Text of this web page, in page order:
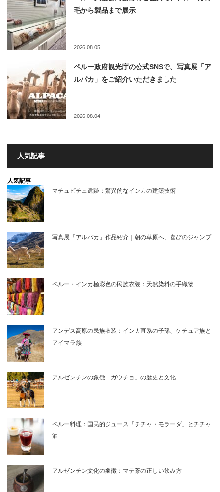
毛から製品まで展示
2026.08.05
ペルー政府観光庁の公式SNSで、写真展「ア
ルパカ」をご紹介いただきました
2026.08.04
人気記事
人気記事
マチュピチュ遺跡：驚異的なインカの建築技術
写真展「アルパカ」作品紹介｜朝の草原へ、喜びのジャンプ
ペルー・インカ極彩色の民族衣装：天然染料の手織物
アンデス高原の民族衣装：インカ直系の子孫、ケチュア族と
アイマラ族
アルゼンチンの象徴「ガウチョ」の歴史と文化
ペルー料理：国民的ジュース「チチャ・モラーダ」とチチャ
酒
アルゼンチン文化の象徴：マテ茶の正しい飲み方